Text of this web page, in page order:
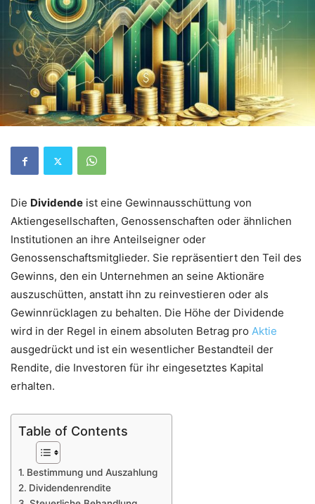
Die Dividende ist eine Gewinnausschüttung von
Aktiengesellschaften, Genossenschaften oder ähnlichen
Institutionen an ihre Anteilseigner oder
Genossenschaftsmitglieder. Sie repräsentiert den Teil des
Gewinns, den ein Unternehmen an seine Aktionäre
auszuschütten, anstatt ihn zu reinvestieren oder als
Gewinnrücklagen zu behalten. Die Höhe der Dividende
wird in der Regel in einem absoluten Betrag pro Aktie
ausgedrückt und ist ein wesentlicher Bestandteil der
Rendite, die Investoren für ihr eingesetztes Kapital
erhalten.
Table of Contents
Bestimmung und Auszahlung
Dividendenrendite